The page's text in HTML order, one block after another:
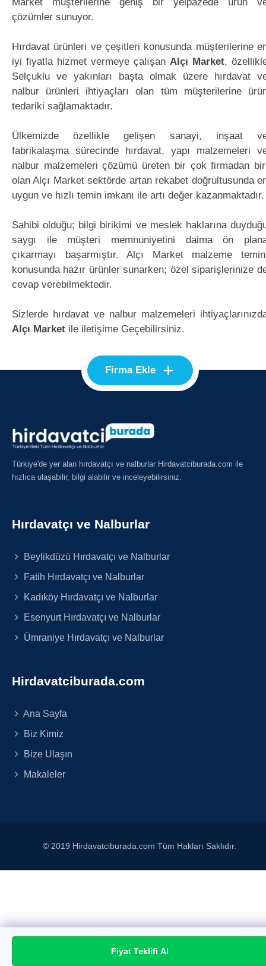
çözümler sunuyor.
Hırdavat ürünleri ve çeşitleri konusunda müşterilerine
iyi fiyatla hizmet vermeye çalışan Alçı Market,
Selçuklu ve yakınları başta olmak üzere hırdavat
nalbur ürünleri ihtiyaçları olan tüm müşterilerine
tedariki sağlamaktadır.
Ülkemizde özellikle gelişen sanayi, inşaat
fabrikalaşma sürecinde hırdavat, yapı malzemeleri
nalbur malzemeleri çözümü üreten bir çok firmadan
olan Alçı Market sektörde artan rekabet doğrultusunda
uygun ve hızlı temin imkanı ile artı değer kazanmaktadır.
Sahibi olduğu; bilgi birikimi ve meslek haklarına
saygı ile müşteri memnuniyetini daima ön
çıkarmayı başarmıştır. Alçı Market malzeme
konusunda hazır ürünler sunarken; özel siparişlerinize
cevap verebilmektedir.
Sizlerde hırdavat ve nalbur malzemeleri
Alçı Market ile iletişime Geçebilirsiniz.
Fiyat Teklifi Al
Firma Ekle +
Türkiye'de yer alan hırdavatçı ve nalburlar Hirdavatciburada.com ile
hızlıca ulaşabilir, bilgi alabilir ve inceleyebilirsiniz.
Hırdavatçı ve Nalburlar
Beylikdüzü Hırdavatçı ve Nalburlar
Fatih Hırdavatçı ve Nalburlar
Kadıköy Hırdavatçı ve Nalburlar
Esenyurt Hırdavatçı ve Nalburlar
Ümraniye Hırdavatçı ve Nalburlar
Hirdavatciburada.com
Ana Sayfa
Biz Kimiz
Bize Ulaşın
Makaleler
© 2019 Hirdavatciburada.com Tüm Hakları Saklıdır.